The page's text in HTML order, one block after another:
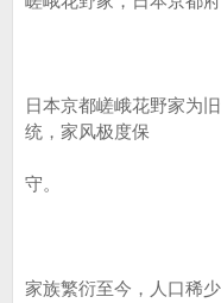
日本京都嵯峨花野家为
统，家风极度保
守。
家族繁衍至今，人口稀